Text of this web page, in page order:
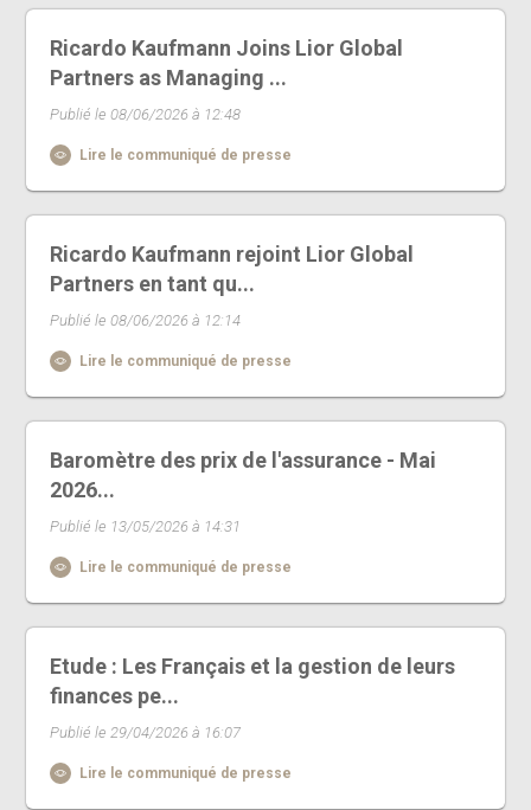
Ricardo Kaufmann Joins Lior Global
Partners as Managing ...
Publié le 08/06/2026 à 12:48
Lire le communiqué de presse
Ricardo Kaufmann rejoint Lior Global
Partners en tant qu...
Publié le 08/06/2026 à 12:14
Lire le communiqué de presse
Baromètre des prix de l'assurance - Mai
2026...
Publié le 13/05/2026 à 14:31
Lire le communiqué de presse
Etude : Les Français et la gestion de leurs
finances pe...
Publié le 29/04/2026 à 16:07
Lire le communiqué de presse